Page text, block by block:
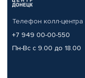
Телефон колл-центра
+7 949 00-00-550
Пн-Вс с 9.00 до 18.00